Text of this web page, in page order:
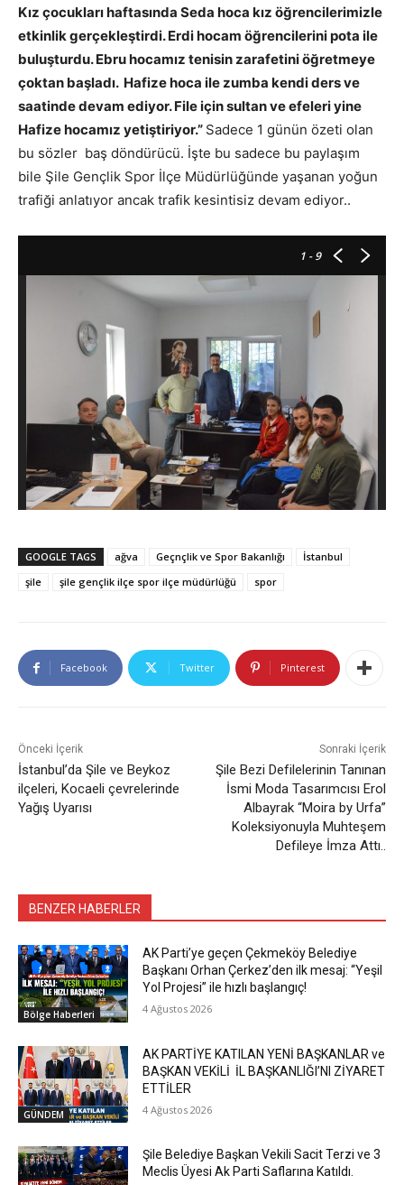
Kız çocukları haftasında Seda hoca kız öğrencilerimizle
etkinlik gerçekleştirdi. Erdi hocam öğrencilerini pota ile
buluşturdu. Ebru hocamız tenisin zarafetini öğretmeye
çoktan başladı. Hafize hoca ile zumba kendi ders ve
saatinde devam ediyor. File için sultan ve efeleri yine
Hafize hocamız yetiştiriyor.” Sadece 1 günün özeti olan
bu sözler baş döndürücü. İşte bu sadece bu paylaşım
bile Şile Gençlik Spor İlçe Müdürlüğünde yaşanan yoğun
trafiği anlatıyor ancak trafik kesintisiz devam ediyor..
1 - 9
GOOGLE TAGS ağva Geçnçlik ve Spor Bakanlığı
İstanbul
şile
şile gençlik ilçe spor ilçe müdürlüğü spor
Facebook Twitter Pinterest
Önceki İçerik
İstanbul’da Şile ve Beykoz
ilçeleri, Kocaeli çevrelerinde
Yağış Uyarısı
Sonraki İçerik
Şile Bezi Defilelerinin Tanınan
İsmi Moda Tasarımcısı Erol
Albayrak “Moira by Urfa”
Koleksiyonuyla Muhteşem
Defileye İmza Attı..
BENZER HABERLER
Bölge Haberleri
AK Parti’ye geçen Çekmeköy Belediye
Başkanı Orhan Çerkez’den ilk mesaj: “Yeşil
Yol Projesi” ile hızlı başlangıç!
4 Ağustos 2026
GÜNDEM
AK PARTİYE KATILAN YENİ BAŞKANLAR ve
BAŞKAN VEKİLİ İL BAŞKANLIĞI’NI ZİYARET
ETTİLER
4 Ağustos 2026
Şile Belediye Başkan Vekili Sacit Terzi ve 3
Meclis Üyesi Ak Parti Saflarına Katıldı.